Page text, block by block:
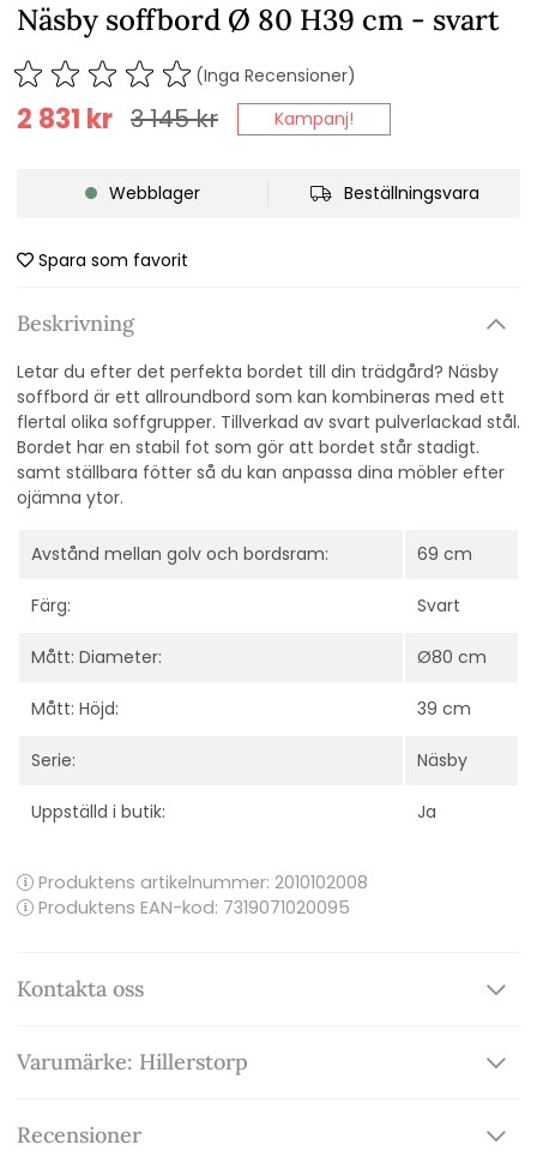
Näsby soffbord Ø 80 H39 cm - svart
(Inga Recensioner)
3 145kr
2 831 kr Kampanj!
Webblager Beställningsvara
Spara som favorit
Beskrivning
Letar du efter det perfekta bordet till din trädgård? Näsby
soffbord är ett allroundbord som kan kombineras med ett
flertal olika soffgrupper. Tillverkad av svart pulverlackad stål.
Bordet har en stabil fot som gör att bordet står stadigt.
samt ställbara fötter så du kan anpassa dina möbler efter
ojämna ytor.
Avstånd mellan golv och bordsram: 69 cm
Färg: Svart
Mått: Diameter: Ø80 cm
Mått: Höjd: 39 cm
Serie: Näsby
Uppställd i butik: Ja
Produktens artikelnummer: 2010102008
Produktens EAN-kod: 7319071020095
Kontakta oss
Varumärke: Hillerstorp
Recensioner